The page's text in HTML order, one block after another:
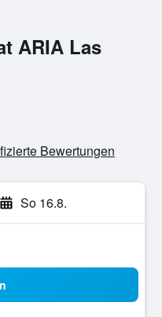
ARIA Las
Bewertungen
So 16.8.